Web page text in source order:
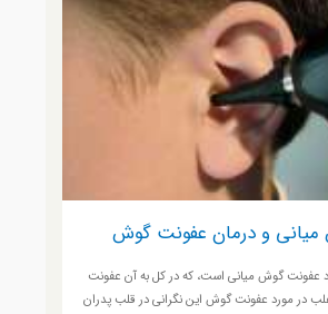
و درمان عفونت گوش
عفونت گوش میانی است، که در کل به آن عفونت
در مورد عفونت گوش این نگرانی در قلب پدران